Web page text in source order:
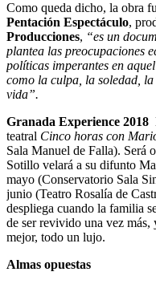
Como queda dicho, la obra
Pentación Espectáculo,
Producciones, “es un
plantea las preocupaciones
políticas imperantes en
como la culpa, la soledad,
vida”.
Granada Experience 2018
teatral Cinco horas con
Sala Manuel de Falla). Será
Sotillo velará a su difunto
mayo (Conservatorio Sala
junio (Teatro Rosalía de
despliega cuando la familia
de ser revivido una vez más,
mejor, todo un lujo.
Almas opuestas